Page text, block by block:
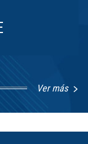
Ver más